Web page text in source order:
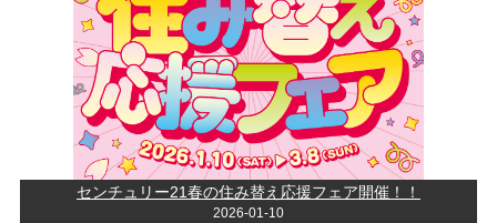
センチュリー21春の住み替え応援フェア開催！！
2026-01-10